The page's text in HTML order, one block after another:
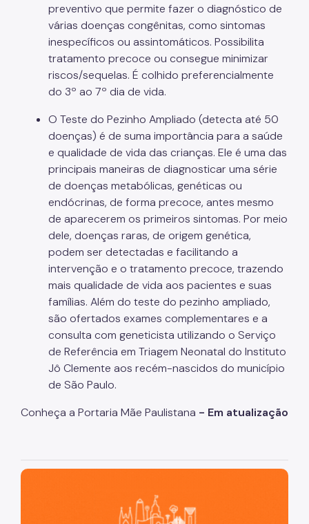
preventivo que permite fazer o diagnóstico de
várias doenças congênitas, como sintomas
inespecíficos ou assintomáticos. Possibilita
tratamento precoce ou consegue minimizar
riscos/sequelas. É colhido preferencialmente
do 3º ao 7º dia de vida.
O Teste do Pezinho Ampliado (detecta até 50
doenças) é de suma importância para a saúde
e qualidade de vida das crianças. Ele é uma das
principais maneiras de diagnosticar uma série
de doenças metabólicas, genéticas ou
endócrinas, de forma precoce, antes mesmo
de aparecerem os primeiros sintomas. Por meio
dele, doenças raras, de origem genética,
podem ser detectadas e facilitando a
intervenção e o tratamento precoce, trazendo
mais qualidade de vida aos pacientes e suas
famílias. Além do teste do pezinho ampliado,
são ofertados exames complementares e a
consulta com geneticista utilizando o Serviço
de Referência em Triagem Neonatal do Instituto
Jô Clemente aos recém-nascidos do município
de São Paulo.
Conheça a Portaria Mãe Paulistana - Em atualização
São Paulo, cidade inteligente, resiliente e sustentável